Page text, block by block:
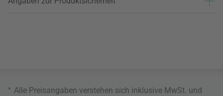
* Alle Preisangaben verstehen sich inklusive MwSt. und